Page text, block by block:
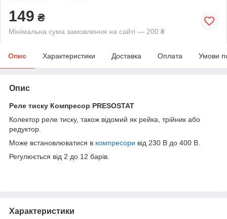
149 ₴
Мінімальна сума замовлення на сайті — 200 ₴
Опис Характеристики Доставка Оплата Умови
Опис
Реле тиску Компресор PRESOSTAT
Колектор реле тиску, також відомий як рейка, трійник або
редуктор.
Може встановлюватися в компресори від 230 В до 400 В.
Регулюється від 2 до 12 барів.
Характеристики